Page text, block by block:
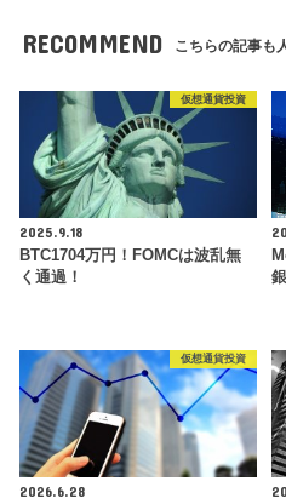
RECOMMEND こちらの記事も
仮想通貨投資
2025.9.18
BTC1704万円！FOMCは波乱無
く通過！
仮想通貨投資
2026.6.28